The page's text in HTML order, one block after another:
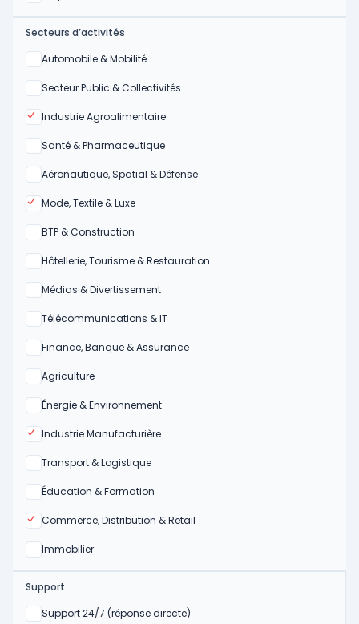
Secteurs d’activités
Automobile & Mobilité
Oui
Secteur Public & Collectivités
Oui
Industrie Agroalimentaire
Oui
Santé & Pharmaceutique
Oui
Aéronautique, Spatial & Défense
Oui
Mode, Textile & Luxe
Oui
BTP & Construction
Oui
Hôtellerie, Tourisme & Restauration
Oui
Médias & Divertissement
Oui
Télécommunications & IT
Oui
Finance, Banque & Assurance
Oui
Agriculture
Oui
Énergie & Environnement
Oui
Industrie Manufacturière
Oui
Transport & Logistique
Oui
Éducation & Formation
Oui
Commerce, Distribution & Retail
Oui
Immobilier
Oui
Support
Support 24/7 (réponse directe)
Non